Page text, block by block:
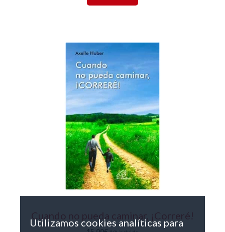
Cuando no pueda caminar, ¡Correré!
Utilizamos cookies analíticas para